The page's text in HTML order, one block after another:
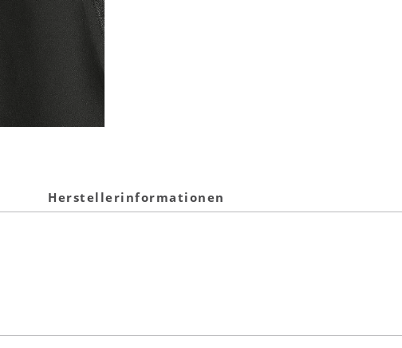
Herstellerinformationen